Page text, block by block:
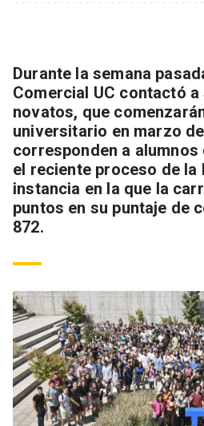
Durante la semana
Comercial UC contactó
novatos, que
universitario en marzo
corresponden a
el reciente proceso de la
instancia en la que la
puntos en su puntaje de
872.